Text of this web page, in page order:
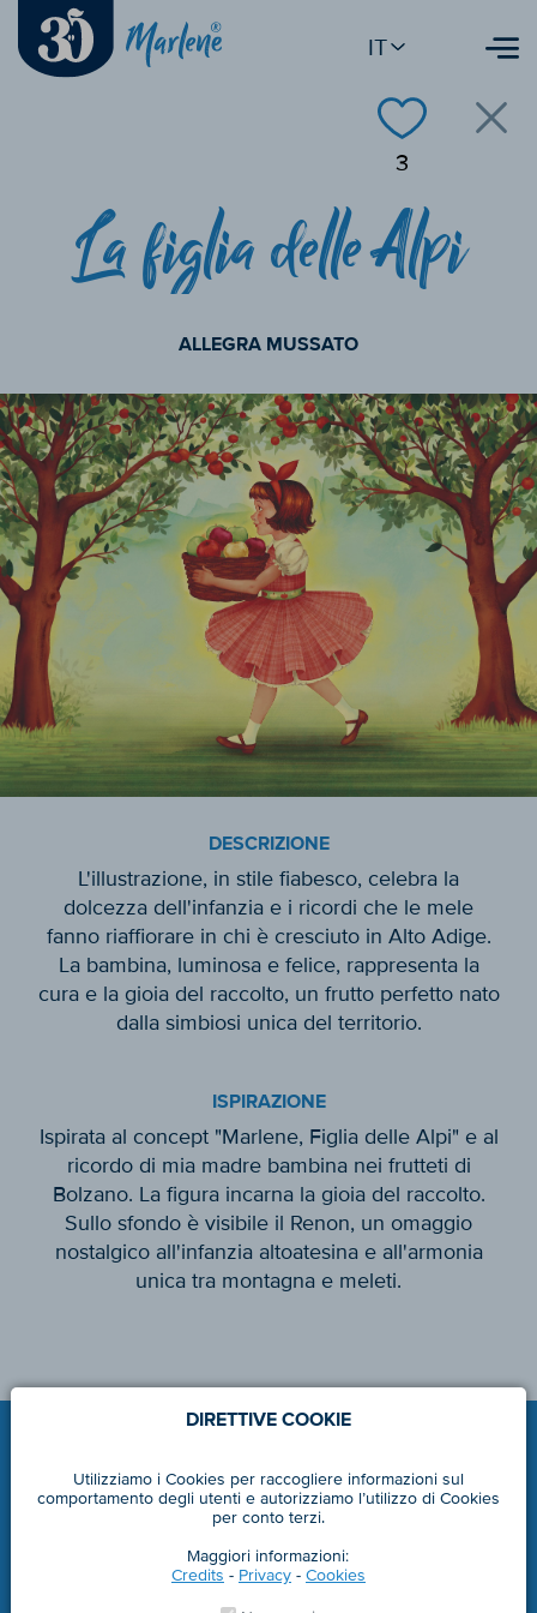
IT
3
La figlia delle Alpi
ALLEGRA MUSSATO
DESCRIZIONE
L'illustrazione, in stile fiabesco, celebra la
dolcezza dell'infanzia e i ricordi che le mele
fanno riaffiorare in chi è cresciuto in Alto Adige.
La bambina, luminosa e felice, rappresenta la
cura e la gioia del raccolto, un frutto perfetto nato
dalla simbiosi unica del territorio.
ISPIRAZIONE
Ispirata al concept "Marlene, Figlia delle Alpi" e al
ricordo di mia madre bambina nei frutteti di
Bolzano. La figura incarna la gioia del raccolto.
Sullo sfondo è visibile il Renon, un omaggio
nostalgico all'infanzia altoatesina e all'armonia
unica tra montagna e meleti.
DIRETTIVE COOKIE
Utilizziamo i Cookies per raccogliere informazioni sul
comportamento degli utenti e autorizziamo l’utilizzo di Cookies
per conto terzi.
Maggiori informazioni:
Credits - Privacy- Cookies